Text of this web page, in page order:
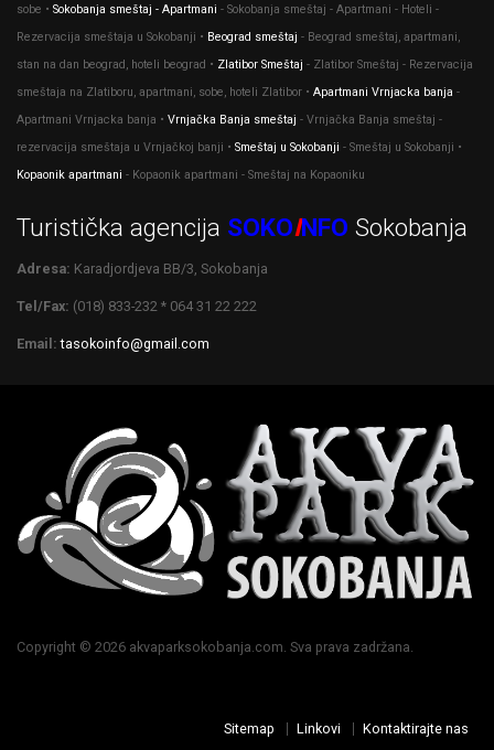
sobe • Sokobanja smeštaj - Apartmani - Sokobanja smeštaj - Apartmani - Hoteli -
Rezervacija smeštaja u Sokobanji • Beograd smeštaj - Beograd smeštaj, apartmani,
stan na dan beograd, hoteli beograd • Zlatibor Smeštaj - Zlatibor Smeštaj - Rezervacija
smeštaja na Zlatiboru, apartmani, sobe, hoteli Zlatibor • Apartmani Vrnjacka banja -
Apartmani Vrnjacka banja • Vrnjačka Banja smeštaj - Vrnjačka Banja smeštaj -
rezervacija smeštaja u Vrnjačkoj banji • Smeštaj u Sokobanji - Smeštaj u Sokobanji •
Kopaonik apartmani - Kopaonik apartmani - Smeštaj na Kopaoniku
Turistička agencija SOKOINFO Sokobanja
Adresa: Karadjordjeva BB/3, Sokobanja
Tel/Fax: (018) 833-232 * 064 31 22 222
Email: tasokoinfo@gmail.com
Copyright © 2026 akvaparksokobanja.com. Sva prava zadržana.
Sitemap Linkovi Kontaktirajte nas